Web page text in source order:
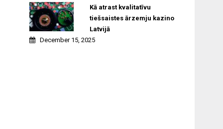
Kā atrast kvalitatīvu
tiešsaistes ārzemju kazino
Latvijā
December 15, 2025